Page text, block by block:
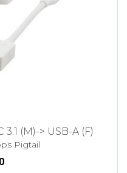
(M)-> USB-A (F)
Pigtail